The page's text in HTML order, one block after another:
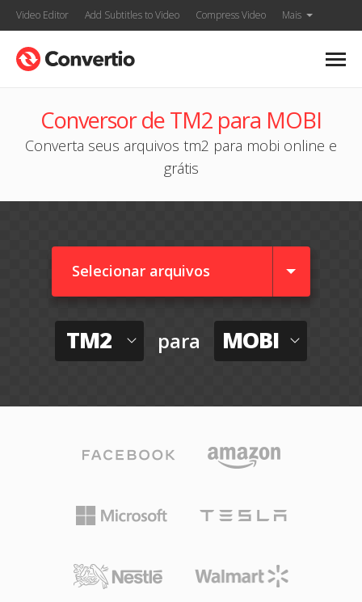
Video Editor Add Subtitles to Video Compress Video Mais
Conversor de TM2 para MOBI
Converta seus arquivos tm2 para mobi online e
grátis
Selecionar arquivos
TM2 para MOBI